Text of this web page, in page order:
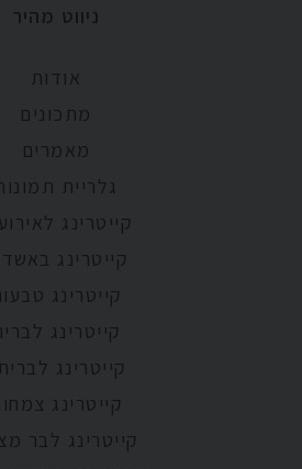
ניווט מהיר
אודות
מתכונים
מאמרים
גלריית
קייטרינג
קייטרינג
קייטרינג
קייטרינג
קייטרינג
קייטרינג
קייטרינג לבר